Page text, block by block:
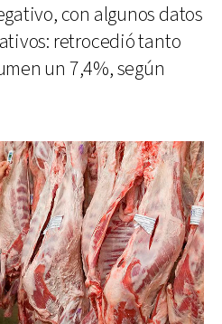
con algunos datos
retrocedió tanto
un 7,4%, según